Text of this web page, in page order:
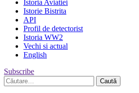
Istoria Aviatiei
Istorie Bistrita
API
Profil de detectorist
Istoria WW2
Vechi si actual
English
Subscribe
Caută
după: